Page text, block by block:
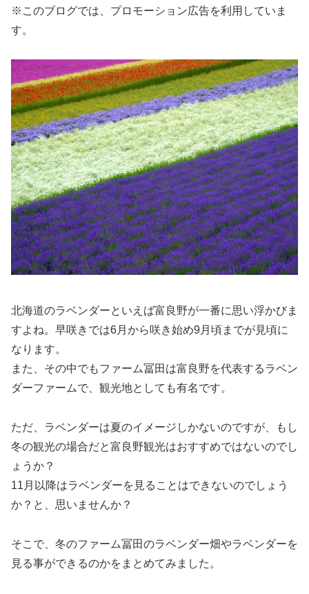
※このブログでは、プロモーション広告を利用していま
す。
北海道のラベンダーといえば富良野が一番に思い浮かびま
すよね。早咲きでは6月から咲き始め9月頃までが見頃に
なります。
また、その中でもファーム冨田は富良野を代表するラベン
ダーファームで、観光地としても有名です。
ただ、ラベンダーは夏のイメージしかないのですが、もし
冬の観光の場合だと富良野観光はおすすめではないのでし
ょうか？
11月以降はラベンダーを見ることはできないのでしょう
か？と、思いませんか？
そこで、冬のファーム冨田のラベンダー畑やラベンダーを
見る事ができるのかをまとめてみました。